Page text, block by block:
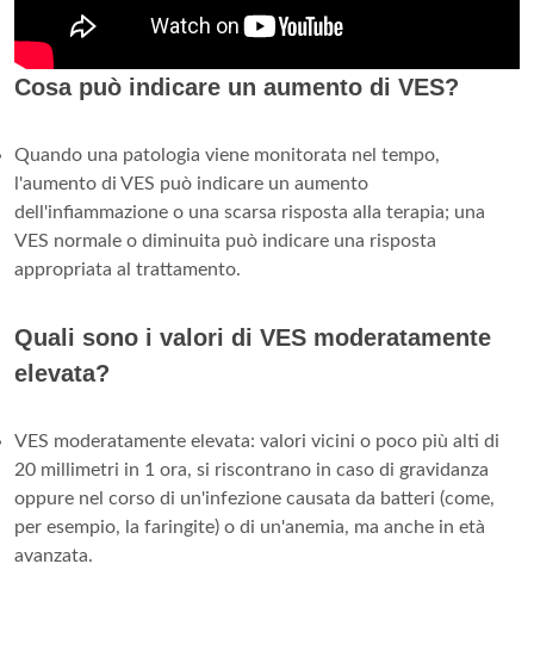
Cosa può indicare un aumento di VES?
Quando una patologia viene monitorata nel tempo,
l'aumento di VES può indicare un aumento
dell'infiammazione o una scarsa risposta alla terapia; una
VES normale o diminuita può indicare una risposta
appropriata al trattamento.
Quali sono i valori di VES moderatamente
elevata?
VES moderatamente elevata: valori vicini o poco più alti di
20 millimetri in 1 ora, si riscontrano in caso di gravidanza
oppure nel corso di un'infezione causata da batteri (come,
per esempio, la faringite) o di un'anemia, ma anche in età
avanzata.